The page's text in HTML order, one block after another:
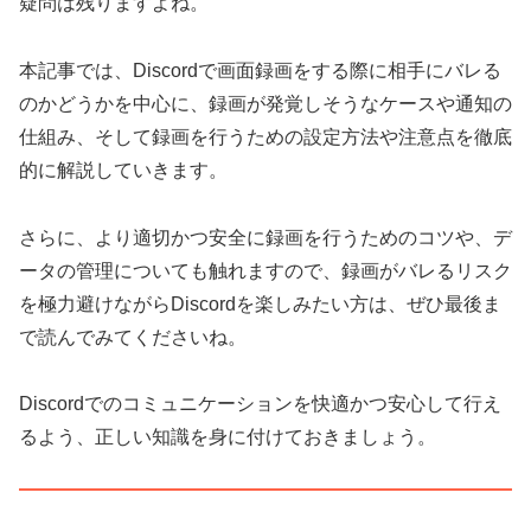
本記事では、Discordで画面録画をする際に相手にバレる
のかどうかを中心に、録画が発覚しそうなケースや通知の
仕組み、そして録画を行うための設定方法や注意点を徹底
的に解説していきます。
さらに、より適切かつ安全に録画を行うためのコツや、デ
ータの管理についても触れますので、録画がバレるリスク
を極力避けながらDiscordを楽しみたい方は、ぜひ最後ま
で読んでみてくださいね。
Discordでのコミュニケーションを快適かつ安心して行え
るよう、正しい知識を身に付けておきましょう。